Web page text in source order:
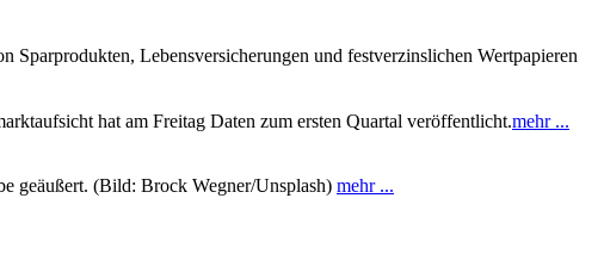
Lebensversicherungen und festverzinslichen Wertpapieren
hat am Freitag Daten zum ersten Quartal veröffentlicht.mehr ...
geäußert. (Bild: Brock Wegner/Unsplash) mehr ...